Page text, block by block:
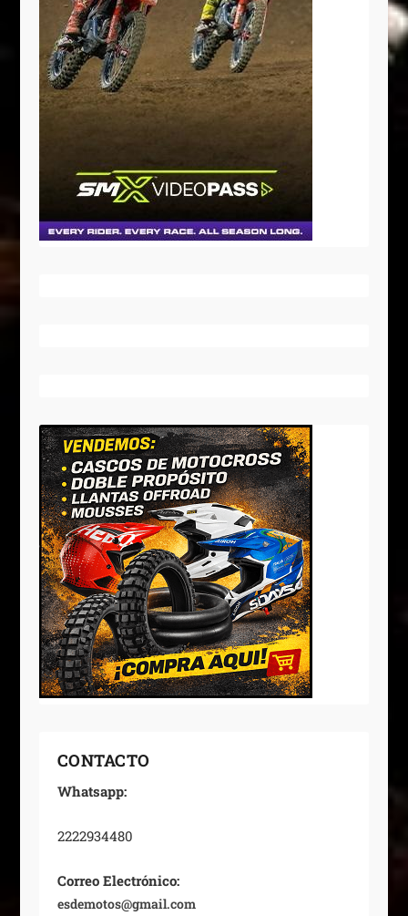
CONTACTO
Whatsapp:
2222934480
Correo Electrónico:
esdemotos@gmail.com